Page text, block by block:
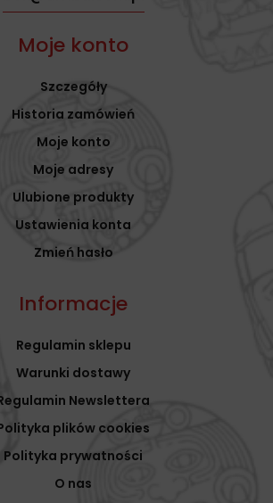
Moje konto
Szczegóły
Historia zamówień
Moje konto
Moje adresy
Ulubione produkty
Ustawienia konta
Zmień hasło
Informacje
Regulamin sklepu
Warunki dostawy
Newslettera
plików cookies
Polityka prywatności
O nas